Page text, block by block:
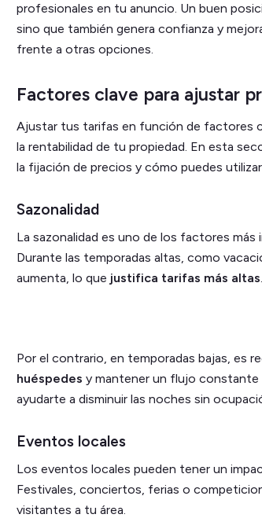
profesionales en tu anuncio. Un buen
sino que también genera confianza y
frente a otras opciones.
Factores clave para ajustar
Ajustar tus tarifas en función de factores
la rentabilidad de tu propiedad. En esta
la fijación de precios y cómo puedes
Sazonalidad
La sazonalidad es uno de los factores
Durante las temporadas altas, como
aumenta, lo que justifica tarifas más altas.
Por el contrario, en temporadas bajas, es
huéspedes y mantener un flujo constante
ayudarte a disminuir las noches sin
Eventos locales
Los eventos locales pueden tener un
Festivales, conciertos, ferias o
visitantes a tu área.